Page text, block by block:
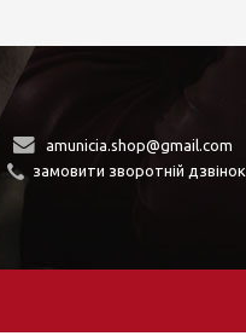
amunicia.shop@gmail.com
замовити зворотній дзвінок